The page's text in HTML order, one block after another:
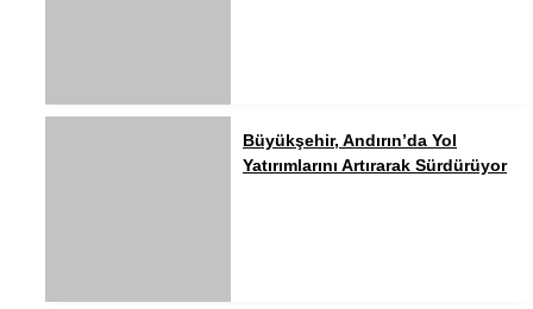
Büyükşehir, Andırın’da Yol
Yatırımlarını Artırarak Sürdürüyor